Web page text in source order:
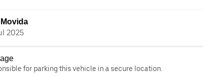
Movida
2025
for parking this vehicle in a secure location.